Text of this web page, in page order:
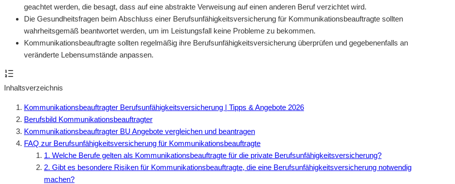
geachtet werden, die besagt, dass auf eine abstrakte Verweisung auf einen anderen Beruf verzichtet wird.
Die Gesundheitsfragen beim Abschluss einer Berufsunfähigkeitsversicherung für Kommunikationsbeauftragte sollten
wahrheitsgemäß beantwortet werden, um im Leistungsfall keine Probleme zu bekommen.
Kommunikationsbeauftragte sollten regelmäßig ihre Berufsunfähigkeitsversicherung überprüfen und gegebenenfalls an
veränderte Lebensumstände anpassen.
Inhaltsverzeichnis
Kommunikationsbeauftragter Berufsunfähigkeitsversicherung | Tipps & Angebote 2026
Berufsbild Kommunikationsbeauftragter
Kommunikationsbeauftragter BU Angebote vergleichen und beantragen
FAQ zur Berufsunfähigkeitsversicherung für Kommunikationsbeauftragte
1. Welche Berufe gelten als Kommunikationsbeauftragte für die private Berufsunfähigkeitsversicherung?
2. Gibt es besondere Risiken für Kommunikationsbeauftragte, die eine Berufsunfähigkeitsversicherung notwendig
machen?